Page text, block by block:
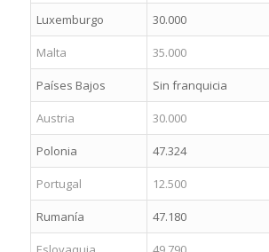
Luxemburgo 30.000
Malta 35.000
Países Bajos Sin franquicia
Austria 30.000
Polonia 47.324
Portugal 12.500
Rumanía 47.180